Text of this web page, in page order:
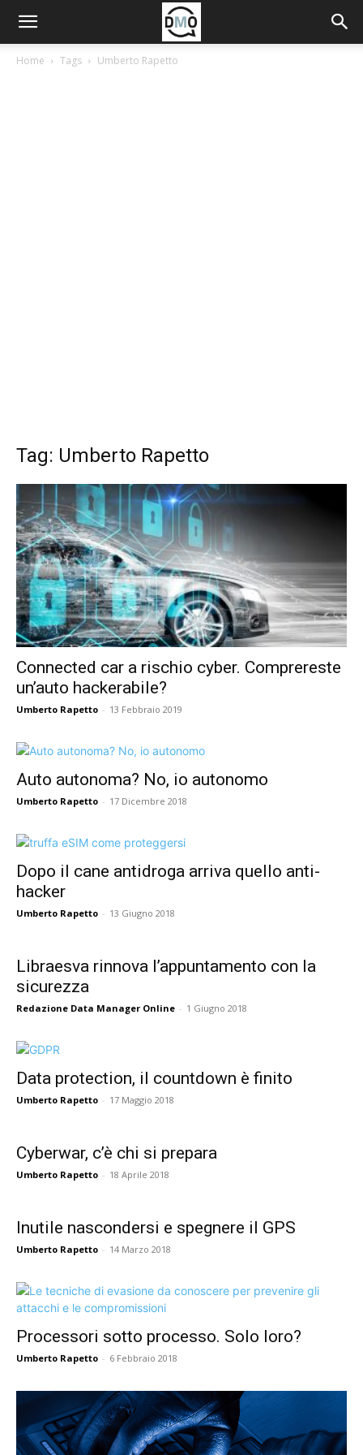
Home Tags Umberto Rapetto
Tag: Umberto Rapetto
Connected car a rischio cyber. Comprereste
un’auto hackerabile?
Umberto Rapetto - 13 Febbraio 2019
Auto autonoma? No, io autonomo
Umberto Rapetto - 17 Dicembre 2018
Dopo il cane antidroga arriva quello anti-
hacker
Umberto Rapetto - 13 Giugno 2018
Libraesva rinnova l’appuntamento con la
sicurezza
Redazione Data Manager Online - 1 Giugno 2018
Data protection, il countdown è finito
Umberto Rapetto - 17 Maggio 2018
Cyberwar, c’è chi si prepara
Umberto Rapetto - 18 Aprile 2018
Inutile nascondersi e spegnere il GPS
Umberto Rapetto - 14 Marzo 2018
Processori sotto processo. Solo loro?
Umberto Rapetto - 6 Febbraio 2018